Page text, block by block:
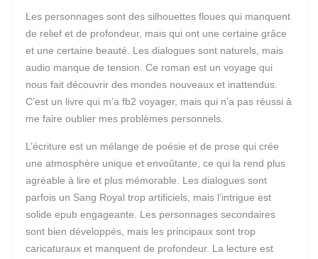
Les personnages sont des silhouettes floues qui manquent
de relief et de profondeur, mais qui ont une certaine grâce
et une certaine beauté. Les dialogues sont naturels, mais
audio manque de tension. Ce roman est un voyage qui
nous fait découvrir des mondes nouveaux et inattendus.
C’est un livre qui m’a fb2 voyager, mais qui n’a pas réussi à
me faire oublier mes problèmes personnels.
L’écriture est un mélange de poésie et de prose qui crée
une atmosphère unique et envoûtante, ce qui la rend plus
agréable à lire et plus mémorable. Les dialogues sont
parfois un Sang Royal trop artificiels, mais l’intrigue est
solide epub engageante. Les personnages secondaires
sont bien développés, mais les principaux sont trop
caricaturaux et manquent de profondeur. La lecture est